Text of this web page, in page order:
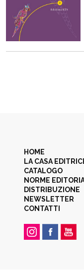
HOME
LA CASA
CATALOGO
NORME
DISTRIBUZIONE
NEWSLETTER
CONTATTI